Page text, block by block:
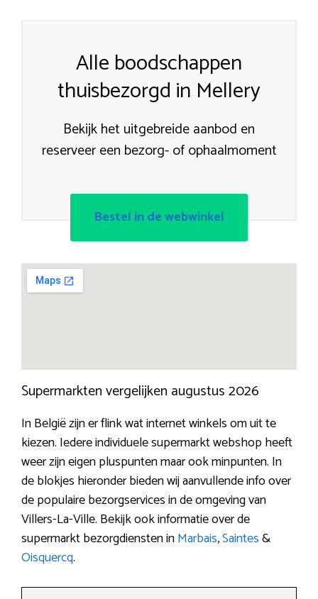
Alle boodschappen
thuisbezorgd in Mellery
Bekijk het uitgebreide aanbod en
reserveer een bezorg- of ophaalmoment
Bestel in de webwinkel
Supermarkten vergelijken augustus 2026
In België zijn er flink wat internet winkels om uit te
kiezen. Iedere individuele supermarkt webshop heeft
weer zijn eigen pluspunten maar ook minpunten. In
de blokjes hieronder bieden wij aanvullende info over
de populaire bezorgservices in de omgeving van
Villers-La-Ville. Bekijk ook informatie over de
supermarkt bezorgdiensten inMarbais,Saintes&
Oisquercq.